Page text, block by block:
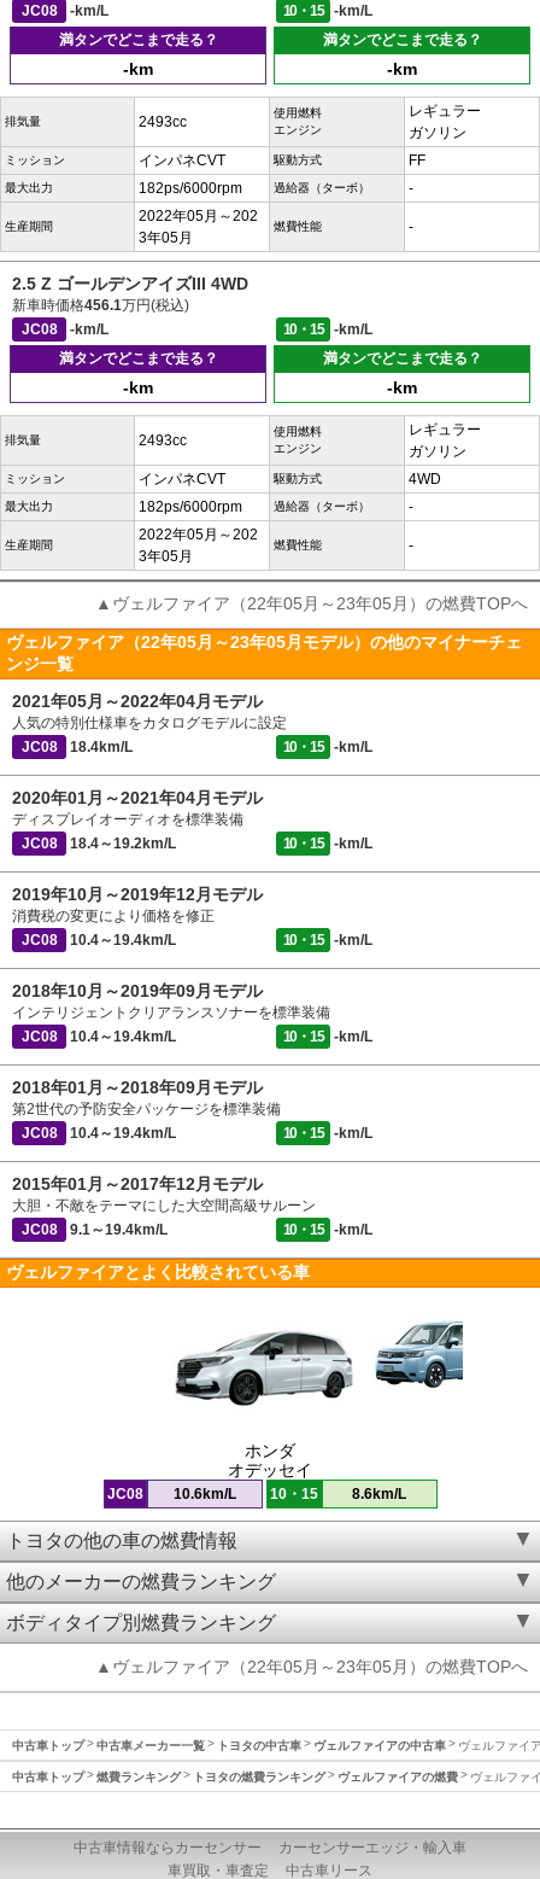
JC08
-km/L 10・15
-km/L
満タンでどこまで走る？
-km
満タンでどこまで走る？
-km
排気量 2493cc
使用燃料
エンジン
レギュラー
ガソリン
ミッション インパネCVT 駆動方式 FF
最大出力 182ps/6000rpm 過給器（ターボ） -
生産期間
2022年05月～202
3年05月
燃費性能 -
2.5 Z ゴールデンアイズIII 4WD
新車時価格456.1万円(税込)
JC08
-km/L 10・15
-km/L
満タンでどこまで走る？
-km
満タンでどこまで走る？
-km
排気量 2493cc
使用燃料
エンジン
レギュラー
ガソリン
ミッション インパネCVT 駆動方式 4WD
最大出力 182ps/6000rpm 過給器（ターボ） -
生産期間
2022年05月～202
3年05月
燃費性能 -
▲ヴェルファイア（22年05月～23年05月）の燃費TOPへ
ヴェルファイア（22年05月～23年05月モデル）の他のマイナーチェ
ンジ一覧
2021年05月～2022年04月モデル
人気の特別仕様車をカタログモデルに設定
JC08
18.4km/L 10・15 -km/L
2020年01月～2021年04月モデル
ディスプレイオーディオを標準装備
JC08
18.4～19.2km/L 10・15 -km/L
2019年10月～2019年12月モデル
消費税の変更により価格を修正
JC08
10.4～19.4km/L 10・15 -km/L
2018年10月～2019年09月モデル
インテリジェントクリアランスソナーを標準装備
JC08
10.4～19.4km/L 10・15 -km/L
2018年01月～2018年09月モデル
第2世代の予防安全パッケージを標準装備
JC08
10.4～19.4km/L 10・15 -km/L
2015年01月～2017年12月モデル
大胆・不敵をテーマにした大空間高級サルーン
JC08
9.1～19.4km/L 10・15 -km/L
ヴェルファイアとよく比較されている車
ホンダ
オデッセイ
JC08 10.6km/L 10・15 8.6km/L
トヨタの他の車の燃費情報
他のメーカーの燃費ランキング
ボディタイプ別燃費ランキング
▲ヴェルファイア（22年05月～23年05月）の燃費TOPへ
中古車トップ 中古車メーカー一覧 トヨタの中古車 ヴェルファイアの中古車 ヴェルファイ
中古車トップ 燃費ランキング トヨタの燃費ランキング ヴェルファイアの燃費 ヴェルファ
中古車情報ならカーセンサー
カーセンサーエッジ・輸入車
車買取・車査定
中古車リース